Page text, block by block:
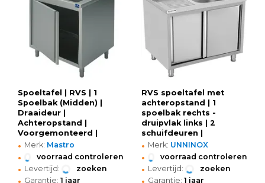
Spoeltafel | RVS | 1
Spoelbak (Midden) |
Draaideur |
Achteropstand |
Voorgemonteerd |
700x600x850/950(h)mm
• Merk: Mastro
• voorraad controleren
• Levertijd: zoeken
Garantie: 1 jaar
RVS spoeltafel met
achteropstand | 1
spoelbak rechts -
druipvlak links | 2
schuifdeuren |
1200x700x850(h)mm
• Merk: UNNINOX
• voorraad controleren
• Levertijd: zoeken
Garantie: 1 jaar